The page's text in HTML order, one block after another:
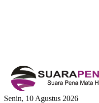
Senin, 10 Agustus 2026